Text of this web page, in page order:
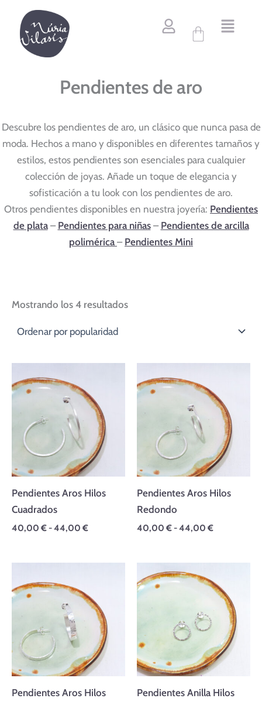
contenido
Carrito
Pendientes de aro
Descubre los pendientes de aro, un clásico que nunca pasa de
moda. Hechos a mano y disponibles en diferentes tamaños y
estilos, estos pendientes son esenciales para cualquier
colección de joyas. Añade un toque de elegancia y
sofisticación a tu look con los pendientes de aro.
Otros pendientes disponibles en nuestra joyería: Pendientes
de plata– Pendientes para niñas– Pendientes de arcilla
polimérica – Pendientes Mini
Mostrando los 4 resultados
popularidad
Pendientes Aros Hilos
Cuadrados
40,00 €-44,00 €
precios:
desde
40,00 €
hasta
44,00 €
Pendientes Aros Hilos
Redondo
40,00 €-44,00 €
precios:
desde
40,00 €
hasta
44,00 €
Pendientes Aros Hilos
desde
46,00 €
hasta
50,00 €
Pendientes Anilla Hilos